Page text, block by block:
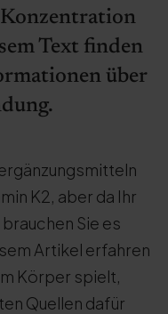
Text finden
über
K2, aber da Ihr
Sie es
Artikel erfahren
Körper spielt,
Quellen dafür